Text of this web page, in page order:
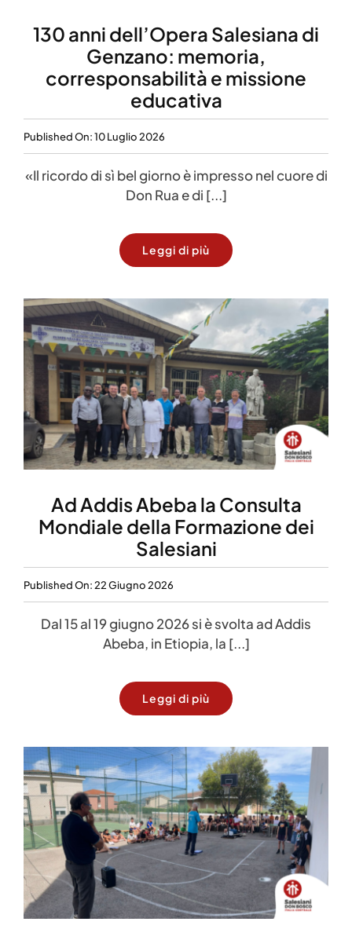
130 anni dell’Opera Salesiana di
Genzano: memoria,
corresponsabilità e missione
educativa
Published On: 10 Luglio 2026
«Il ricordo di sì bel giorno è impresso nel cuore di
Don Rua e di [...]
Leggi di più
Ad Addis Abeba la Consulta
Mondiale della Formazione dei
Salesiani
Published On: 22 Giugno 2026
Dal 15 al 19 giugno 2026 si è svolta ad Addis
Abeba, in Etiopia, la [...]
Leggi di più